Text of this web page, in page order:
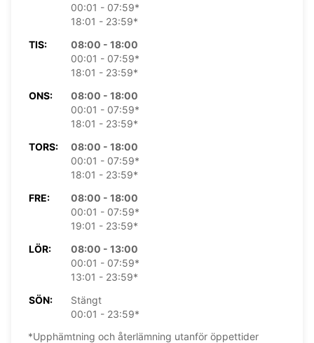
00:01 - 07:59*
18:01 - 23:59*
TIS:
08:00 - 18:00
00:01 - 07:59*
18:01 - 23:59*
ONS:
08:00 - 18:00
00:01 - 07:59*
18:01 - 23:59*
TORS:
08:00 - 18:00
00:01 - 07:59*
18:01 - 23:59*
FRE:
08:00 - 18:00
00:01 - 07:59*
19:01 - 23:59*
LÖR:
08:00 - 13:00
00:01 - 07:59*
13:01 - 23:59*
SÖN:
Stängt
00:01 - 23:59*
*Upphämtning och återlämning utanför öppettider